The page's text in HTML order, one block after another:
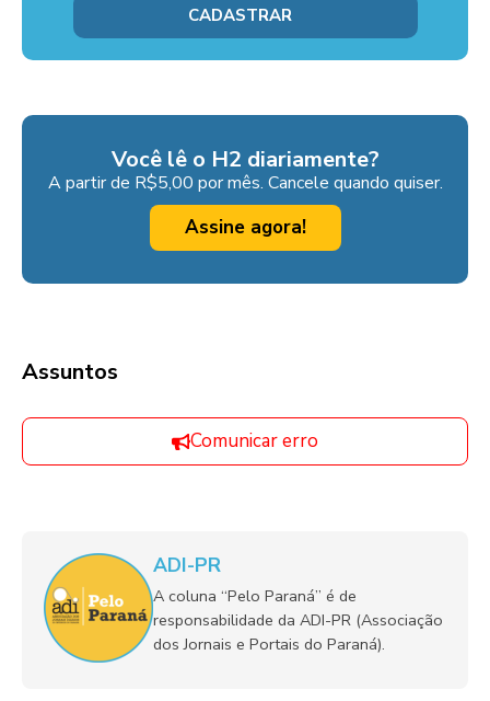
Você lê o H2 diariamente?
A partir de R$5,00 por mês. Cancele quando quiser.
Assine agora!
Assuntos
Comunicar erro
ADI-PR
A coluna “Pelo Paraná” é de
responsabilidade da ADI-PR (Associação
dos Jornais e Portais do Paraná).